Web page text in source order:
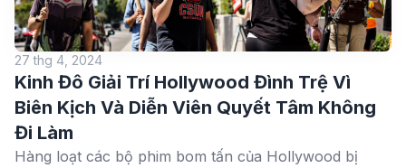
27 thg 4, 2024
Kinh Đô Giải Trí Hollywood Đình Trệ Vì
Biên Kịch Và Diễn Viên Quyết Tâm Không
Đi Làm
Hàng loạt các bộ phim bom tấn của Hollywood bị